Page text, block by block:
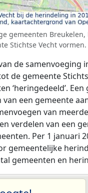
gemeenten Breukelen,
Stichtse Vecht vormen.
de samenvoeging
de gemeente
‘heringedeeld’.
een gemeente
van
verdelen van een
Per 1 januari
gemeentelijke
gemeenten en